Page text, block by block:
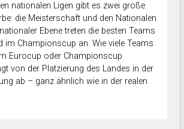
nationalen Ligen gibt es zwei große
die Meisterschaft und den Nationalen
Ebene treten die besten Teams
im Championscup an. Wie viele Teams
Eurocup oder Championscup
von der Platzierung des Landes in der
ab – ganz ähnlich wie in der realen